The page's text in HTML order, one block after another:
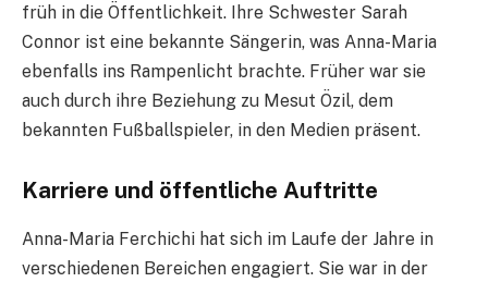
früh in die Öffentlichkeit. Ihre Schwester Sarah
Connor ist eine bekannte Sängerin, was Anna-Maria
ebenfalls ins Rampenlicht brachte. Früher war sie
auch durch ihre Beziehung zu Mesut Özil, dem
bekannten Fußballspieler, in den Medien präsent.
Karriere und öffentliche Auftritte
Anna-Maria Ferchichi hat sich im Laufe der Jahre in
verschiedenen Bereichen engagiert. Sie war in der